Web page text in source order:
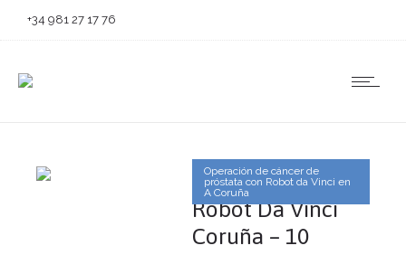
+34 981 27 17 76
Operación de cáncer de
próstata con Robot da Vinci en
A Coruña
Robot Da Vinci
Coruña – 10